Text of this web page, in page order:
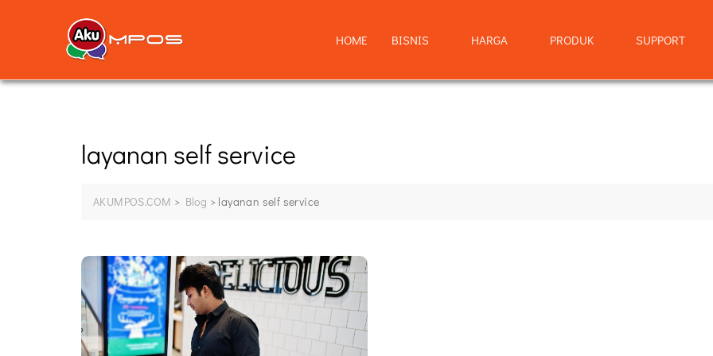
HOME BISNIS HARGA PRODUK SUPPORT
layanan self service
AKUMPOS.COM > Blog > layanan self service